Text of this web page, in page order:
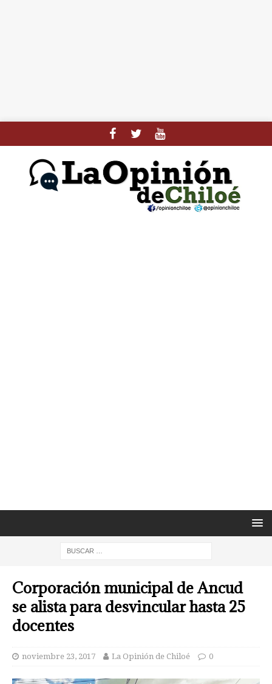
Corporación municipal de Ancud
se alista para desvincular hasta 25
docentes
noviembre 23, 2017 La Opinión de Chiloé 0